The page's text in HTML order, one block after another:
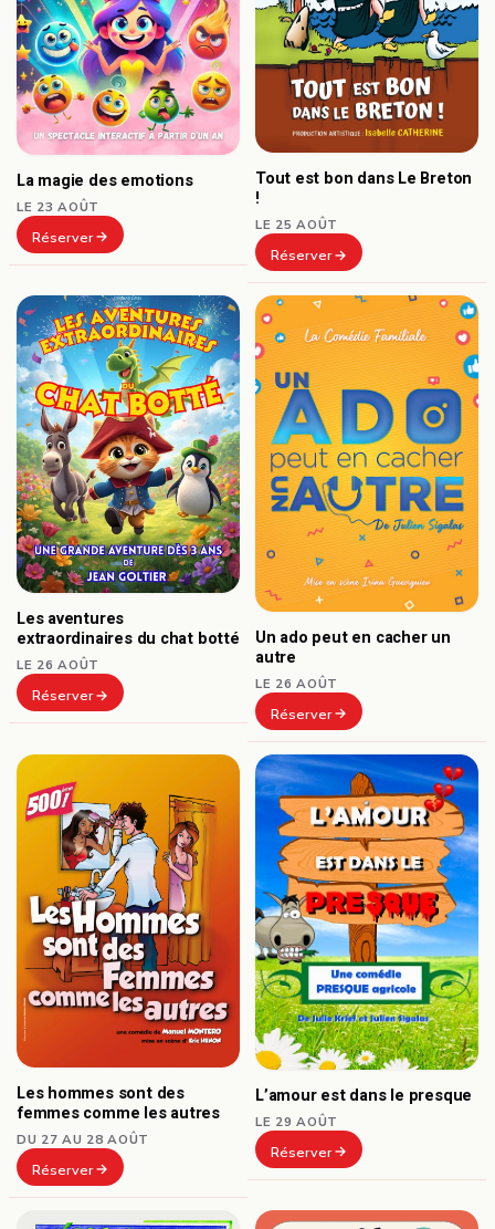
La magie des emotions
LE 23 AOÛT
Réserver
Tout est bon dans Le Breton
!
LE 25 AOÛT
Réserver
Les aventures
extraordinaires du chat botté
LE 26 AOÛT
Réserver
Un ado peut en cacher un
autre
LE 26 AOÛT
Réserver
Les hommes sont des
femmes comme les autres
DU 27 AU 28 AOÛT
Réserver
L’amour est dans le presque
LE 29 AOÛT
Réserver